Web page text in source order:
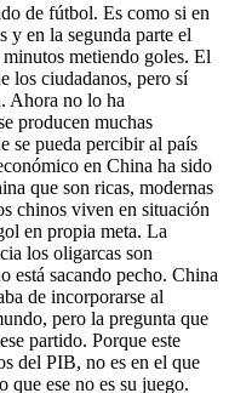
de fútbol. Es como si en
y en la segunda parte el
metiendo goles. El
los ciudadanos, pero sí
Ahora no lo ha
producen muchas
se pueda percibir al país
en China ha sido
que son ricas, modernas
chinos viven en situación
en propia meta. La
los oligarcas son
está sacando pecho. China
de incorporarse al
pero la pregunta que
partido. Porque este
del PIB, no es en el que
que ese no es su juego.